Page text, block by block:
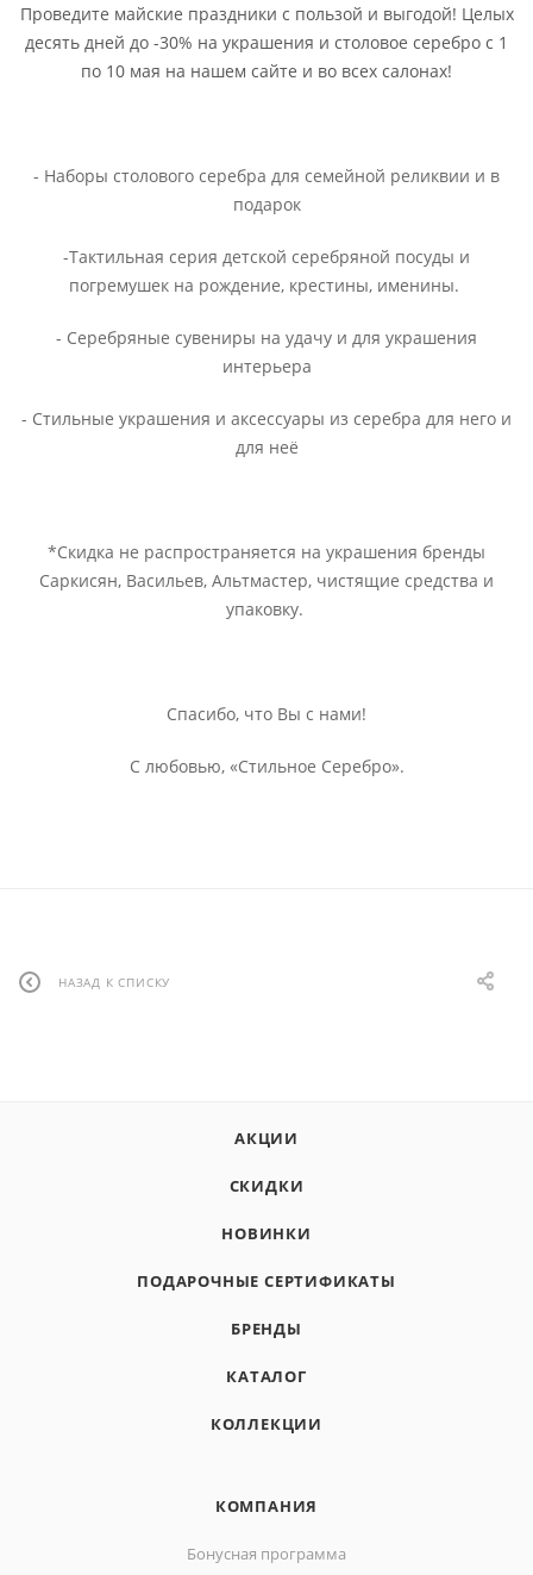
Проведите майские праздники с пользой и выгодой! Целых
десять дней до -30% на украшения и столовое серебро с 1
по 10 мая на нашем сайте и во всех салонах!
- Наборы столового серебра для семейной реликвии и в
подарок
-Тактильная серия детской серебряной посуды и
погремушек на рождение, крестины, именины.
- Серебряные сувениры на удачу и для украшения
интерьера
- Стильные украшения и аксессуары из серебра для него и
для неё
*Скидка не распространяется на украшения бренды
Саркисян, Васильев, Альтмастер, чистящие средства и
упаковку.
Спасибо, что Вы с нами!
С любовью, «‎Стильное Серебро».
НАЗАД К СПИСКУ
АКЦИИ
СКИДКИ
НОВИНКИ
ПОДАРОЧНЫЕ СЕРТИФИКАТЫ
БРЕНДЫ
КАТАЛОГ
КОЛЛЕКЦИИ
КОМПАНИЯ
Бонусная программа